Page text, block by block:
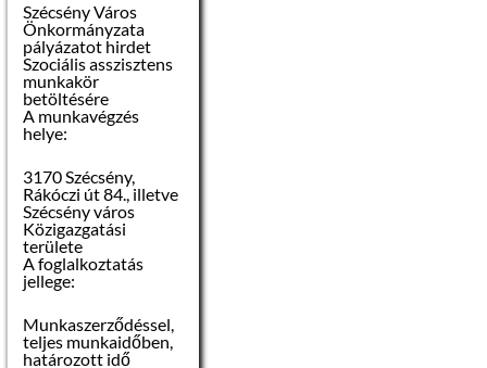
Szécsény Város
Önkormányzata
pályázatot hirdet
Szociális asszisztens
munkakör
betöltésére
A munkavégzés
helye:
3170 Szécsény,
Rákóczi út 84., illetve
Szécsény város
Közigazgatási
területe
A foglalkoztatás
jellege:
Munkaszerződéssel,
teljes munkaidőben,
határozott idő